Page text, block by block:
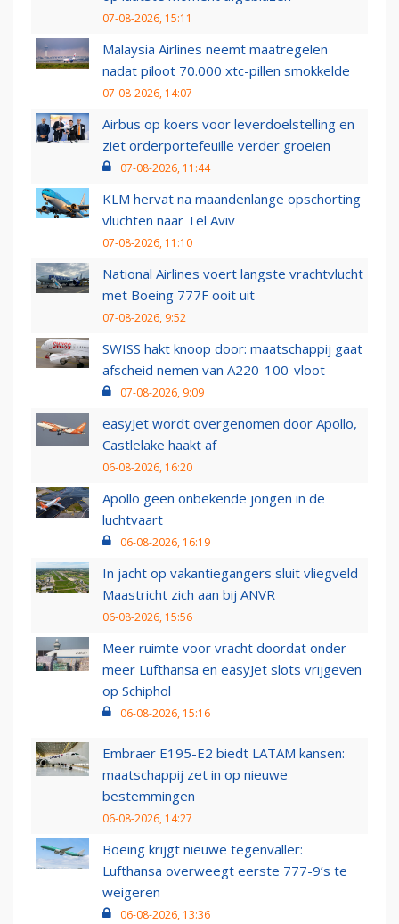
07-08-2026, 15:11
Malaysia Airlines neemt maatregelen
nadat piloot 70.000 xtc-pillen smokkelde
07-08-2026, 14:07
Airbus op koers voor leverdoelstelling en
ziet orderportefeuille verder groeien
07-08-2026, 11:44
KLM hervat na maandenlange opschorting
vluchten naar Tel Aviv
07-08-2026, 11:10
National Airlines voert langste vrachtvlucht
met Boeing 777F ooit uit
07-08-2026, 9:52
SWISS hakt knoop door: maatschappij gaat
afscheid nemen van A220-100-vloot
07-08-2026, 9:09
easyJet wordt overgenomen door Apollo,
Castlelake haakt af
06-08-2026, 16:20
Apollo geen onbekende jongen in de
luchtvaart
06-08-2026, 16:19
In jacht op vakantiegangers sluit vliegveld
Maastricht zich aan bij ANVR
06-08-2026, 15:56
Meer ruimte voor vracht doordat onder
meer Lufthansa en easyJet slots vrijgeven
op Schiphol
06-08-2026, 15:16
Embraer E195-E2 biedt LATAM kansen:
maatschappij zet in op nieuwe
bestemmingen
06-08-2026, 14:27
Boeing krijgt nieuwe tegenvaller:
Lufthansa overweegt eerste 777-9’s te
weigeren
06-08-2026, 13:36